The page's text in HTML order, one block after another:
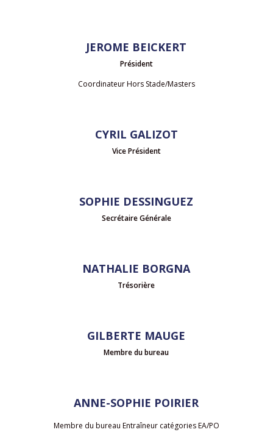
JEROME BEICKERT
Président
Coordinateur Hors Stade/Masters
CYRIL GALIZOT
Vice Président
SOPHIE DESSINGUEZ
Secrétaire Générale
NATHALIE BORGNA
Trésorière
GILBERTE MAUGE
Membre du bureau
ANNE-SOPHIE POIRIER
Membre du bureau Entraîneur catégories EA/PO